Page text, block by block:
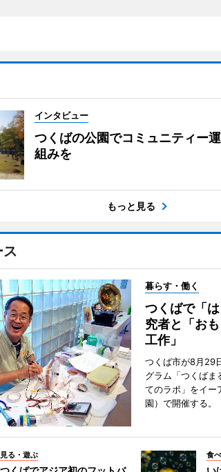
インタビュー
つくばの公園でコミュニティー
組みを
もっと見る
暮らす・働く
つくばで「
究者と「お
工作」
つくば市が8月29
グラム「つくばま
てのラボ」をイー
園）で開催する。
見る・遊ぶ 食